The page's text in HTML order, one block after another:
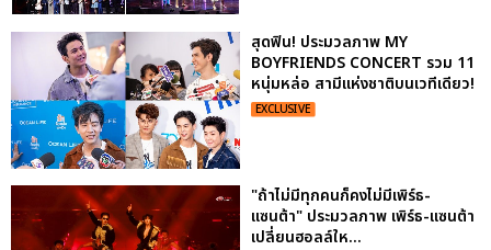
สุดฟิน! ประมวลภาพ MY
BOYFRIENDS CONCERT รวม 11
หนุ่มหล่อ สามีแห่งชาติบนเวทีเดียว!
EXCLUSIVE
"ถ้าไม่มีทุกคนก็คงไม่มีเพิร์ธ-
แซนต้า" ประมวลภาพ เพิร์ธ-แซนต้า
เปลี่ยนฮอลล์ให...